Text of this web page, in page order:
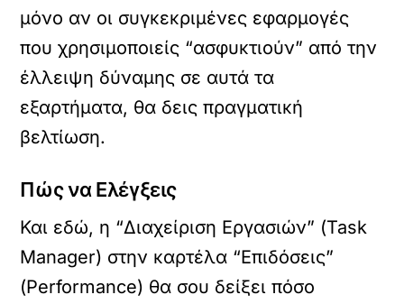
μόνο αν οι συγκεκριμένες εφαρμογές
που χρησιμοποιείς “ασφυκτιούν” από την
έλλειψη δύναμης σε αυτά τα
εξαρτήματα, θα δεις πραγματική
βελτίωση.
Πώς να Ελέγξεις
Και εδώ, η “Διαχείριση Εργασιών” (Task
Manager) στην καρτέλα “Επιδόσεις”
(Performance) θα σου δείξει πόσο